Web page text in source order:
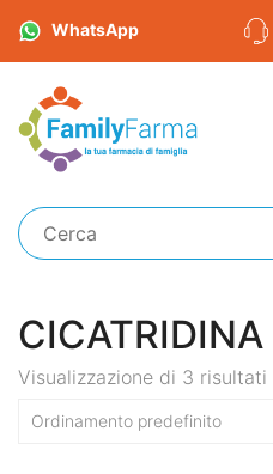
WhatsApp
CICATRIDINA
Visualizzazione di 3 risultati
Ordinamento predefinito